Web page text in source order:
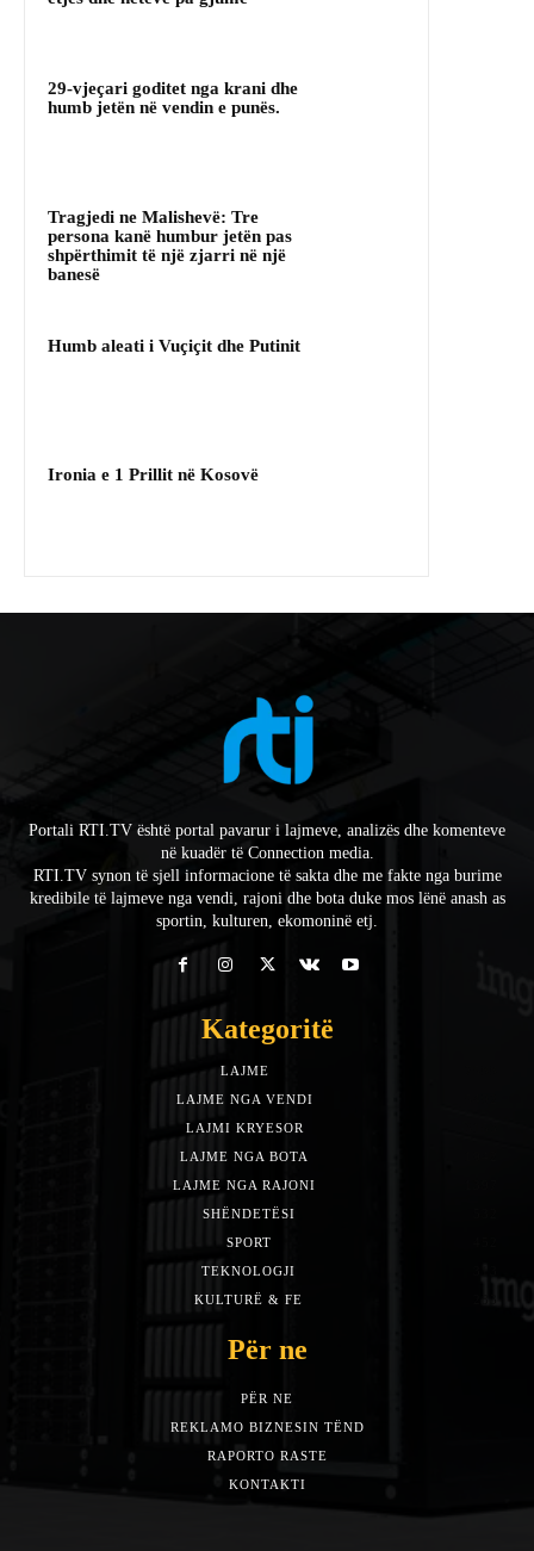
29-vjeçari goditet nga krani dhe
humb jetën në vendin e punës.
Tragjedi ne Malishevë: Tre
persona kanë humbur jetën pas
shpërthimit të një zjarri në një
banesë
Humb aleati i Vuçiçit dhe Putinit
Ironia e 1 Prillit në Kosovë
Portali RTI.TV është portal pavarur i lajmeve, analizës dhe komenteve
në kuadër të Connection media.
RTI.TV synon të sjell informacione të sakta dhe me fakte nga burime
kredibile të lajmeve nga vendi, rajoni dhe bota duke mos lënë anash as
sportin, kulturen, ekomoninë etj.
Kategoritë
LAJME
LAJME NGA VENDI
LAJMI KRYESOR
LAJME NGA BOTA
LAJME NGA RAJONI
SHËNDETËSI
SPORT
TEKNOLOGJI
KULTURË & FE
Për ne
PËR NE
REKLAMO BIZNESIN TËND
RAPORTO RASTE
KONTAKTI